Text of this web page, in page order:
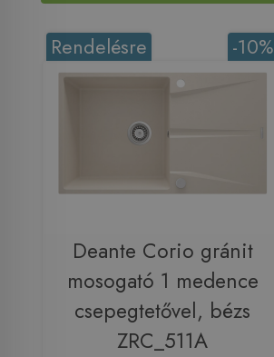
-10%
Rendelésre
Deante Corio gránit
mosogató 1 medence
csepegtetővel, bézs
ZRC_511A